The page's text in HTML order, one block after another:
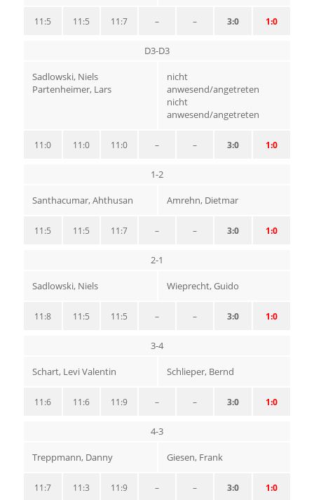
1:0
3:0
–
–
11:7
11:5
11:5
D3-D3
Sadlowski, Niels
Partenheimer, Lars
nicht
anwesend/angetreten
nicht
anwesend/angetreten
1:0
3:0
–
–
11:0
11:0
11:0
1-2
Santhacumar, Ahthusan Amrehn, Dietmar
1:0
3:0
–
–
11:7
11:5
11:5
2-1
Sadlowski, Niels Wieprecht, Guido
1:0
3:0
–
–
11:5
11:5
11:8
3-4
Schart, Levi Valentin Schlieper, Bernd
1:0
3:0
–
–
11:9
11:6
11:6
4-3
Treppmann, Danny Giesen, Frank
1:0
3:0
–
–
11:9
11:3
11:7